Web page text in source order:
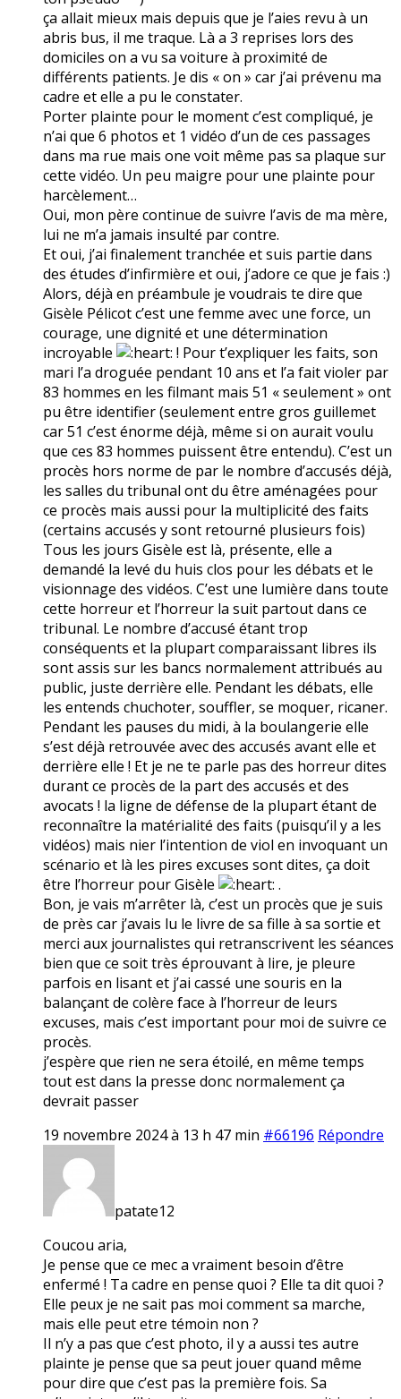
ça allait mieux mais depuis que je l’aies revu à un
abris bus, il me traque. Là a 3 reprises lors des
domiciles on a vu sa voiture à proximité de
différents patients. Je dis « on » car j’ai prévenu ma
cadre et elle a pu le constater.
Porter plainte pour le moment c’est compliqué, je
n’ai que 6 photos et 1 vidéo d’un de ces passages
dans ma rue mais one voit même pas sa plaque sur
cette vidéo. Un peu maigre pour une plainte pour
harcèlement…
Oui, mon père continue de suivre l’avis de ma mère,
lui ne m’a jamais insulté par contre.
Et oui, j’ai finalement tranchée et suis partie dans
des études d’infirmière et oui, j’adore ce que je fais :)
Alors, déjà en préambule je voudrais te dire que
Gisèle Pélicot c’est une femme avec une force, un
courage, une dignité et une détermination
incroyable
! Pour t’expliquer les faits, son
mari l’a droguée pendant 10 ans et l’a fait violer par
83 hommes en les filmant mais 51 « seulement » ont
pu être identifier (seulement entre gros guillemet
car 51 c’est énorme déjà, même si on aurait voulu
que ces 83 hommes puissent être entendu). C’est un
procès hors norme de par le nombre d’accusés déjà,
les salles du tribunal ont du être aménagées pour
ce procès mais aussi pour la multiplicité des faits
(certains accusés y sont retourné plusieurs fois)
Tous les jours Gisèle est là, présente, elle a
demandé la levé du huis clos pour les débats et le
visionnage des vidéos. C’est une lumière dans toute
cette horreur et l’horreur la suit partout dans ce
tribunal. Le nombre d’accusé étant trop
conséquents et la plupart comparaissant libres ils
sont assis sur les bancs normalement attribués au
public, juste derrière elle. Pendant les débats, elle
les entends chuchoter, souffler, se moquer, ricaner.
Pendant les pauses du midi, à la boulangerie elle
s’est déjà retrouvée avec des accusés avant elle et
derrière elle ! Et je ne te parle pas des horreur dites
durant ce procès de la part des accusés et des
avocats ! la ligne de défense de la plupart étant de
reconnaître la matérialité des faits (puisqu’il y a les
vidéos) mais nier l’intention de viol en invoquant un
scénario et là les pires excuses sont dites, ça doit
être l’horreur pour Gisèle
.
Bon, je vais m’arrêter là, c’est un procès que je suis
de près car j’avais lu le livre de sa fille à sa sortie et
merci aux journalistes qui retranscrivent les séances
bien que ce soit très éprouvant à lire, je pleure
parfois en lisant et j’ai cassé une souris en la
balançant de colère face à l’horreur de leurs
excuses, mais c’est important pour moi de suivre ce
procès.
j’espère que rien ne sera étoilé, en même temps
tout est dans la presse donc normalement ça
devrait passer
19 novembre 2024 à 13 h 47 min #66196 Répondre
patate12
Coucou aria,
Je pense que ce mec a vraiment besoin d’être
enfermé ! Ta cadre en pense quoi ? Elle ta dit quoi ?
Elle peux je ne sait pas moi comment sa marche,
mais elle peut etre témoin non ?
Il n’y a pas que c’est photo, il y a aussi tes autre
plainte je pense que sa peut jouer quand même
pour dire que c’est pas la première fois. Sa